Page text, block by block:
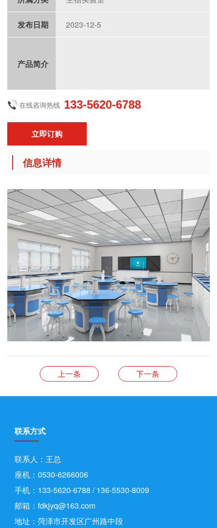
发布日期 2023-12-5
产品简介
在线咨询热线 133-5620-6788
立即订购
信息详情
上一条 下一条
联系方式
联系人：王总
座机：0530-6266006
手机：133-5620-6788 / 136-5530-8009
邮箱：fdkjyq@163.com
地址：菏泽市开发区广州路中段